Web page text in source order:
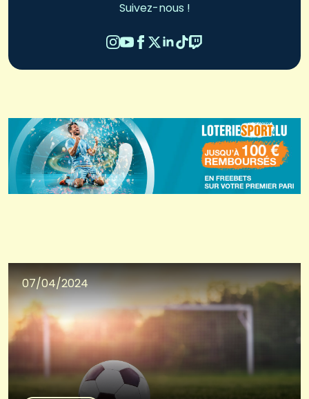
Suivez-nous !
07/04/2024